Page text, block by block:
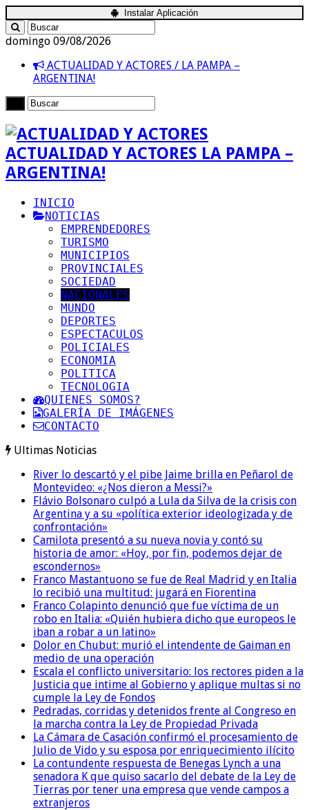
Instalar Aplicación
domingo 09/08/2026
ACTUALIDAD Y ACTORES / LA PAMPA –
ARGENTINA!
ACTUALIDAD Y ACTORES LA PAMPA –
ARGENTINA!
INICIO
NOTICIAS
EMPRENDEDORES
TURISMO
MUNICIPIOS
PROVINCIALES
SOCIEDAD
NACIONALES
MUNDO
DEPORTES
ESPECTACULOS
POLICIALES
ECONOMIA
POLITICA
TECNOLOGIA
QUIENES SOMOS?
GALERÍA DE IMÁGENES
CONTACTO
Ultimas Noticias
River lo descartó y el pibe Jaime brilla en Peñarol de
Montevideo: «¿Nos dieron a Messi?»
Flávio Bolsonaro culpó a Lula da Silva de la crisis con
Argentina y a su «política exterior ideologizada y de
confrontación»
Camilota presentó a su nueva novia y contó su
historia de amor: «Hoy, por fin, podemos dejar de
escondernos»
Franco Mastantuono se fue de Real Madrid y en Italia
lo recibió una multitud: jugará en Fiorentina
Franco Colapinto denunció que fue víctima de un
robo en Italia: «Quién hubiera dicho que europeos le
iban a robar a un latino»
Dolor en Chubut: murió el intendente de Gaiman en
medio de una operación
Escala el conflicto universitario: los rectores piden a la
Justicia que intime al Gobierno y aplique multas si no
cumple la Ley de Fondos
Pedradas, corridas y detenidos frente al Congreso en
la marcha contra la Ley de Propiedad Privada
La Cámara de Casación confirmó el procesamiento de
Julio de Vido y su esposa por enriquecimiento ilícito
La contundente respuesta de Benegas Lynch a una
senadora K que quiso sacarlo del debate de la Ley de
Tierras por tener una empresa que vende campos a
extranjeros